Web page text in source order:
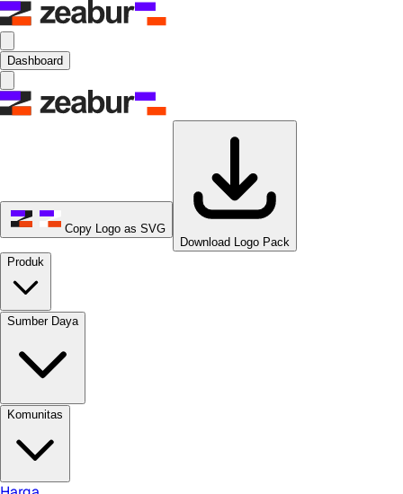
Dashboard
Copy Logo as SVG
Download Logo Pack
Produk
Sumber Daya
Komunitas